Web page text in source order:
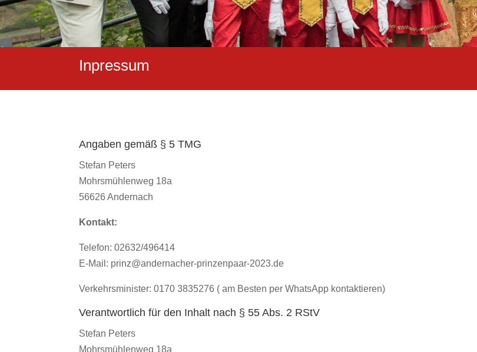
Inpressum
Angaben gemäß § 5 TMG
Stefan Peters
Mohrsmühlenweg 18a
56626 Andernach
Kontakt:
Telefon: 02632/496414
E-Mail: prinz@andernacher-prinzenpaar-2023.de
Verkehrsminister: 0170 3835276 ( am Besten per WhatsApp kontaktieren)
Verantwortlich für den Inhalt nach § 55 Abs. 2 RStV
Stefan Peters
Mohrsmühlenweg 18a